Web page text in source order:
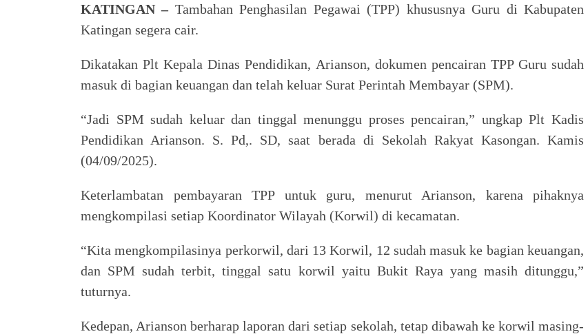
KATINGAN –Tambahan Penghasilan Pegawai (TPP) khususnya Guru di Kabupaten
Katingan segera cair.
Dikatakan Plt Kepala Dinas Pendidikan, Arianson, dokumen pencairan TPP Guru sudah
masuk di bagian keuangan dan telah keluar Surat Perintah Membayar (SPM).
“Jadi SPM sudah keluar dan tinggal menunggu proses pencairan,” ungkap Plt Kadis
Pendidikan Arianson. S. Pd,. SD, saat berada di Sekolah Rakyat Kasongan. Kamis
(04/09/2025).
Keterlambatan pembayaran TPP untuk guru, menurut Arianson, karena pihaknya
mengkompilasi setiap Koordinator Wilayah (Korwil) di kecamatan.
“Kita mengkompilasinya perkorwil, dari 13 Korwil, 12 sudah masuk ke bagian keuangan,
dan SPM sudah terbit, tinggal satu korwil yaitu Bukit Raya yang masih ditunggu,”
tuturnya.
Kedepan, Arianson berharap laporan dari setiap sekolah, tetap dibawah ke korwil masing-